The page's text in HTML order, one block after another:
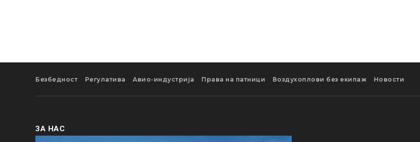
Безбедност Регулатива Авио-индустрија Права на патници Воздухоплови без екипаж Новости
ЗА НАС